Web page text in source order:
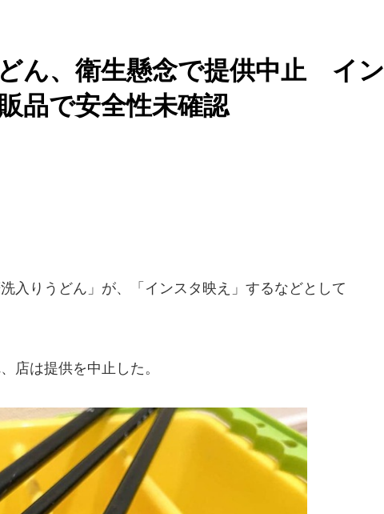
ん、衛生懸念で提供中止 イン
品で安全性未確認
入りうどん」が、「インスタ映え」するなどとして
店は提供を中止した。